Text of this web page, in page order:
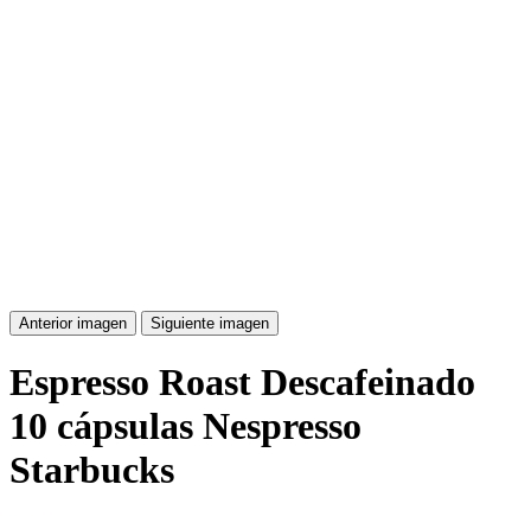
Anterior imagen Siguiente imagen
Espresso Roast Descafeinado
10 cápsulas Nespresso
Starbucks